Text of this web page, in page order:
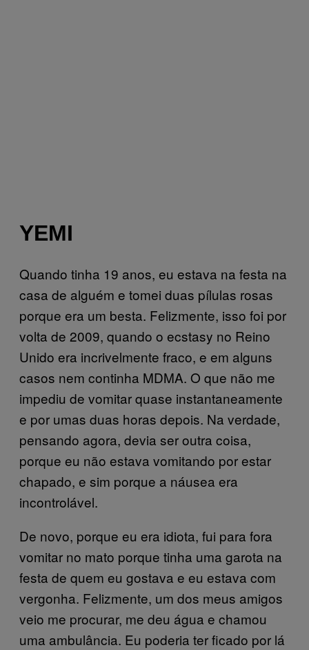
YEMI
Quando tinha 19 anos, eu estava na festa na
casa de alguém e tomei duas pílulas rosas
porque era um besta. Felizmente, isso foi por
volta de 2009, quando o ecstasy no Reino
Unido era incrivelmente fraco, e em alguns
casos nem continha MDMA. O que não me
impediu de vomitar quase instantaneamente
e por umas duas horas depois. Na verdade,
pensando agora, devia ser outra coisa,
porque eu não estava vomitando por estar
chapado, e sim porque a náusea era
incontrolável.
De novo, porque eu era idiota, fui para fora
vomitar no mato porque tinha uma garota na
festa de quem eu gostava e eu estava com
vergonha. Felizmente, um dos meus amigos
veio me procurar, me deu água e chamou
uma ambulância. Eu poderia ter ficado por lá